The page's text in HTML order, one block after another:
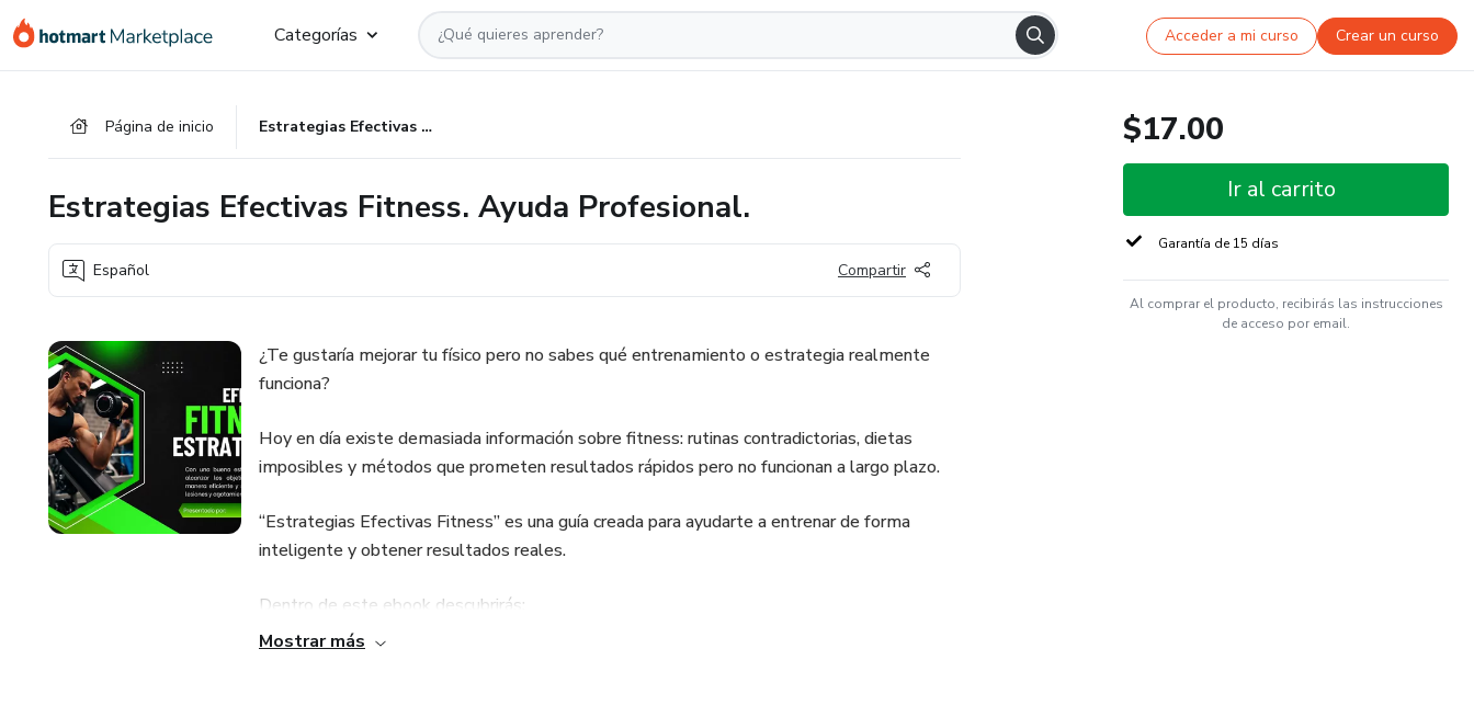
Categorías Acceder a mi curso Crear un curso
Página de inicio Estrategias Efectivas Fitness. Ayuda Profesional.
Estrategias Efectivas Fitness. Ayuda Profesional.
Español Compartir
¿Te gustaría mejorar tu físico pero no sabes qué entrenamiento o estrategia realmente
funciona?
Hoy en día existe demasiada información sobre fitness: rutinas contradictorias, dietas
imposibles y métodos que prometen resultados rápidos pero no funcionan a largo plazo.
“Estrategias Efectivas Fitness” es una guía creada para ayudarte a entrenar de forma
inteligente y obtener resultados reales.
Dentro de este ebook descubrirás:
Mostrar más
$17.00
Ir al carrito
Garantía de 15 días
Al comprar el producto, recibirás las instrucciones
de acceso por email.